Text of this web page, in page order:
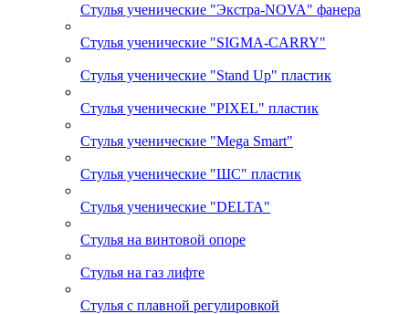
Стулья ученические "Экстра-NOVA" фанера
Стулья ученические "SIGMA-CARRY"
Стулья ученические "Stand Up" пластик
Стулья ученические "PIXEL" пластик
Стулья ученические "Mega Smart"
Стулья ученические "ШС" пластик
Стулья ученические "DELTA"
Стулья на винтовой опоре
Стулья на газ лифте
Стулья с плавной регулировкой